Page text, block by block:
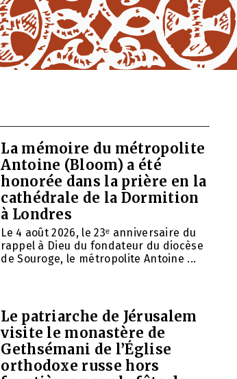
La mémoire du métropolite
Antoine (Bloom) a été
honorée dans la prière en la
cathédrale de la Dormition
à Londres
Le 4 août 2026, le 23ᵉ anniversaire du
rappel à Dieu du fondateur du diocèse
de Souroge, le métropolite Antoine ...
Le patriarche de Jérusalem
visite le monastère de
Gethsémani de l’Église
orthodoxe russe hors